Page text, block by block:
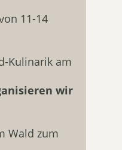
11-14
Kulinarik am
wir
Wald zum